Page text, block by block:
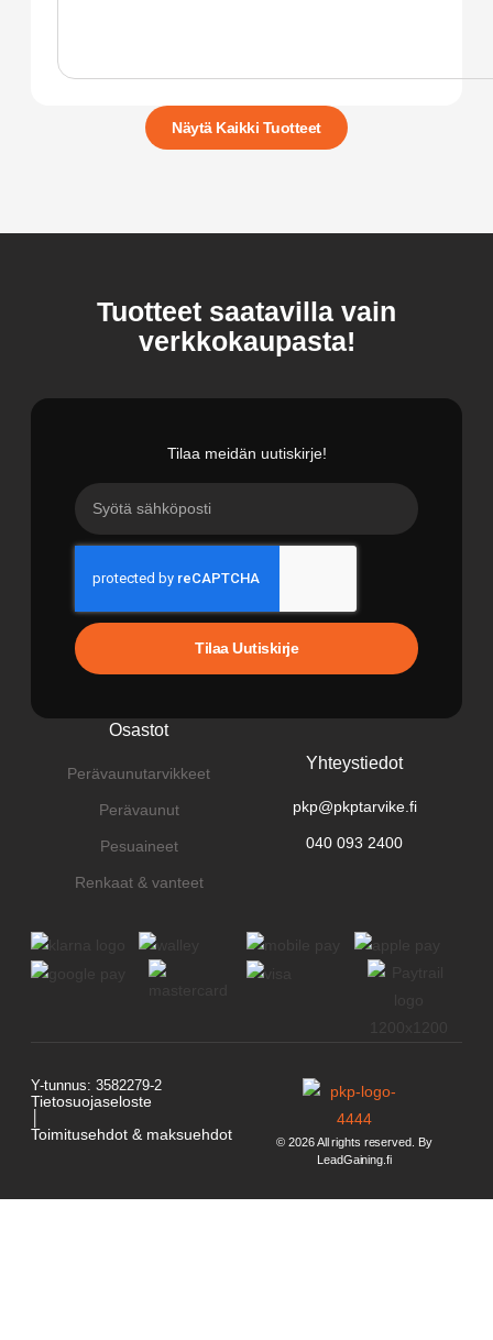
Näytä Kaikki Tuotteet
Tuotteet saatavilla vain
verkkokaupasta!
Tilaa meidän uutiskirje!
Tilaa Uutiskirje
Osastot
Perävaunutarvikkeet
Perävaunut
Pesuaineet
Renkaat & vanteet
Yhteystiedot
pkp@pkptarvike.fi
040 093 2400
© 2026 All rights reserved. By
LeadGaining.fi
Y-tunnus: 3582279-2
Tietosuojaseloste
Toimitusehdot & maksuehdot